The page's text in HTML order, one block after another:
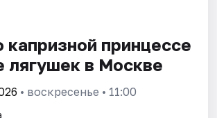
капризной принцессе
лягушек в Москве
• воскресенье • 11:00